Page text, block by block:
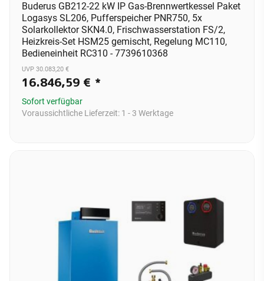
Buderus GB212-22 kW IP Gas-Brennwertkessel Paket
Logasys SL206, Pufferspeicher PNR750, 5x
Solarkollektor SKN4.0, Frischwasserstation FS/2,
Heizkreis-Set HSM25 gemischt, Regelung MC110,
Bedieneinheit RC310 - 7739610368
UVP 30.083,20 €
16.846,59 € *
Sofort verfügbar
Voraussichtliche Lieferzeit: 1 - 3 Werktage